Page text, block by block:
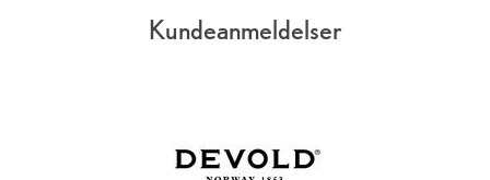
Kundeanmeldelser